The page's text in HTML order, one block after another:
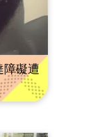
礙遭